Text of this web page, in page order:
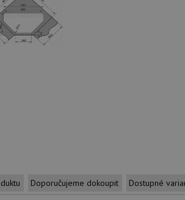
Doporučujeme dokoupit Dostupné